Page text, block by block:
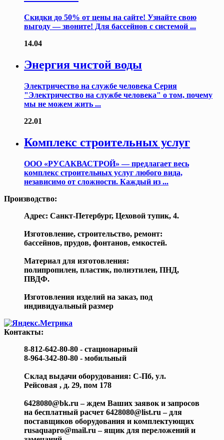
Скидки до 50% от цены на сайте! Узнайте свою
выгоду — звоните! Для бассейнов с системой ...
14.04
Энергия чистой воды
Электричество на службе человека Серия
"Электричество на службе человека" о том, почему
мы не можем жить ...
22.01
Комплекс строительных услуг
ООО «РУСАКВАСТРОЙ» — предлагает весь
комплекс строительных услуг любого вида,
независимо от сложности. Каждый из ...
Производство:
Адрес: Санкт-Петербург, Цеховой тупик, 4.
Изготовление, строительство, ремонт:
бассейнов, прудов, фонтанов, емкостей.
Материал для изготовления:
полипропилен, пластик, полиэтилен, ПНД,
ПВДФ.
Изготовления изделий на заказ, под
индивидуальный размер
Контакты:
8-812-642-80-80 - стационарный
8-964-342-80-80 - мобильный
Склад выдачи оборудования: С-Пб, ул.
Рейсовая , д. 29, пом 178
6428080@bk.ru – ждем Ваших заявок и запросов
на бесплатный расчет 6428080@list.ru – для
поставщиков оборудования и комплектующих
rusaquapro@mail.ru – ящик для переложений и